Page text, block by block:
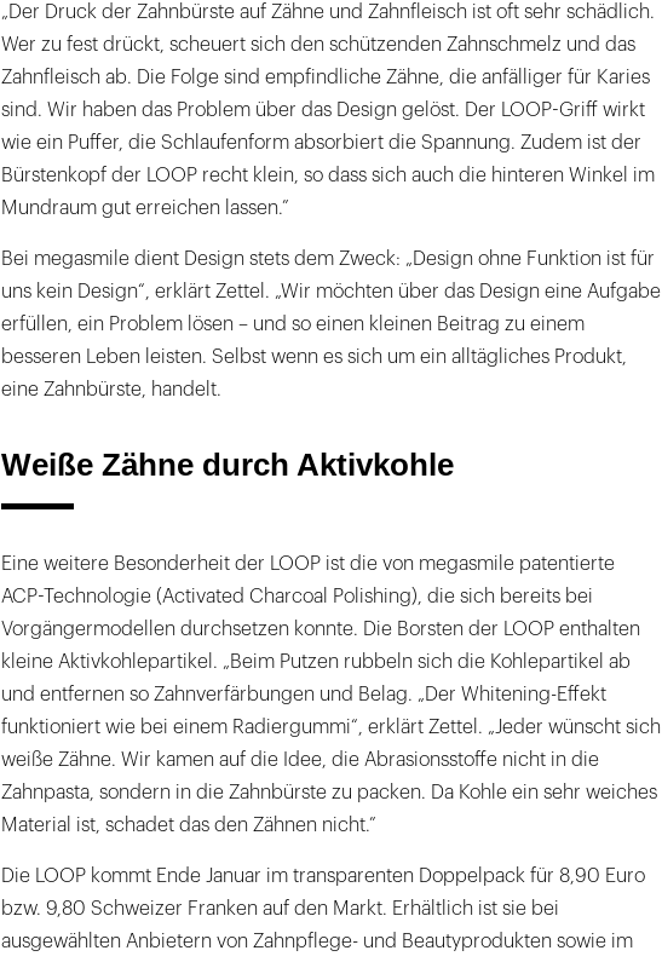
„Der Druck der Zahnbürste auf Zähne und Zahnfleisch ist oft sehr schädlich.
Wer zu fest drückt, scheuert sich den schützenden Zahnschmelz und das
Zahnfleisch ab. Die Folge sind empfindliche Zähne, die anfälliger für Karies
sind. Wir haben das Problem über das Design gelöst. Der LOOP-Griff wirkt
wie ein Puffer, die Schlaufenform absorbiert die Spannung. Zudem ist der
Bürstenkopf der LOOP recht klein, so dass sich auch die hinteren Winkel im
Mundraum gut erreichen lassen.”
Bei megasmile dient Design stets dem Zweck: „Design ohne Funktion ist für
uns kein Design“, erklärt Zettel. „Wir möchten über das Design eine Aufgabe
erfüllen, ein Problem lösen – und so einen kleinen Beitrag zu einem
besseren Leben leisten. Selbst wenn es sich um ein alltägliches Produkt,
eine Zahnbürste, handelt.
Weiße Zähne durch Aktivkohle
Eine weitere Besonderheit der LOOP ist die von megasmile patentierte
ACP-Technologie (Activated Charcoal Polishing), die sich bereits bei
Vorgängermodellen durchsetzen konnte. Die Borsten der LOOP enthalten
kleine Aktivkohlepartikel. „Beim Putzen rubbeln sich die Kohlepartikel ab
und entfernen so Zahnverfärbungen und Belag. „Der Whitening-Effekt
funktioniert wie bei einem Radiergummi“, erklärt Zettel. „Jeder wünscht sich
weiße Zähne. Wir kamen auf die Idee, die Abrasionsstoffe nicht in die
Zahnpasta, sondern in die Zahnbürste zu packen. Da Kohle ein sehr weiches
Material ist, schadet das den Zähnen nicht.”
Die LOOP kommt Ende Januar im transparenten Doppelpack für 8,90 Euro
bzw. 9,80 Schweizer Franken auf den Markt. Erhältlich ist sie bei
ausgewählten Anbietern von Zahnpflege- und Beautyprodukten sowie im